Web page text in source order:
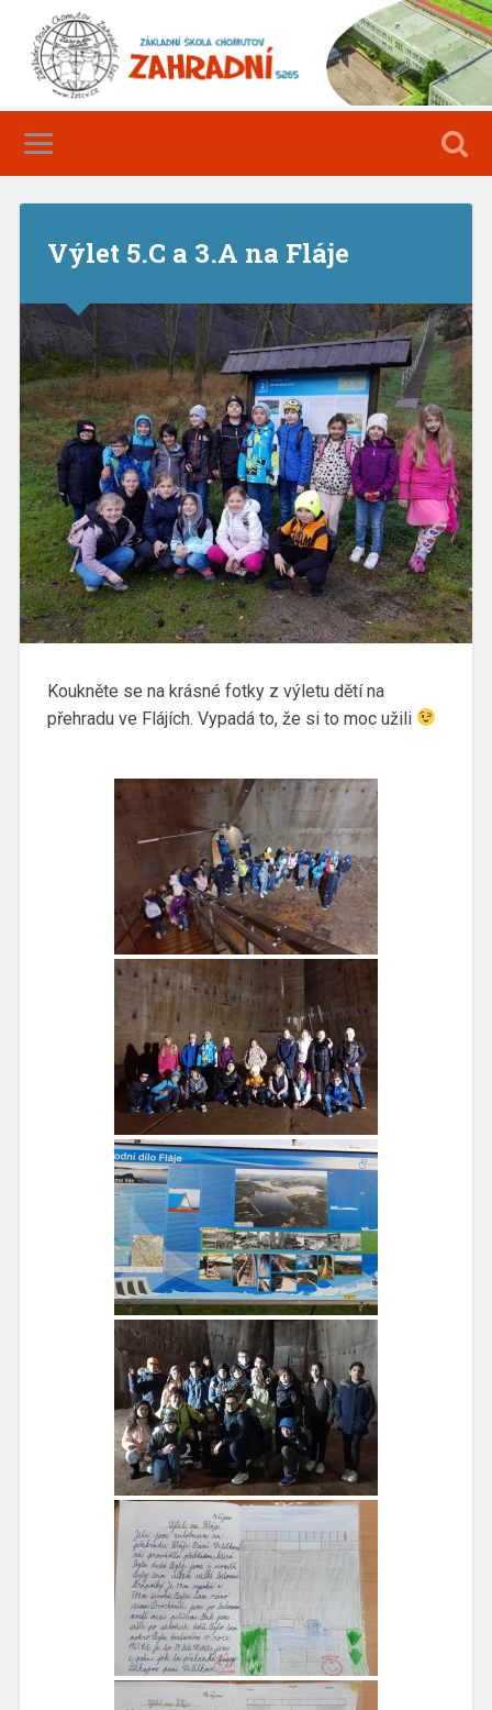
Výlet 5.C a 3.A na Fláje
Koukněte se na krásné fotky z výletu dětí na
přehradu ve Flájích. Vypadá to, že si to moc užili